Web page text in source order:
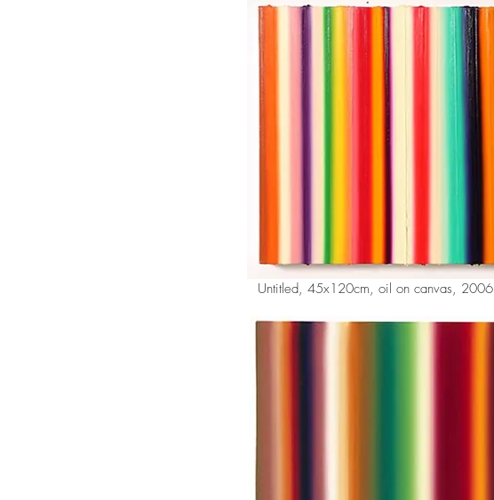
Untitled, 45x120cm, oil on canvas, 2006